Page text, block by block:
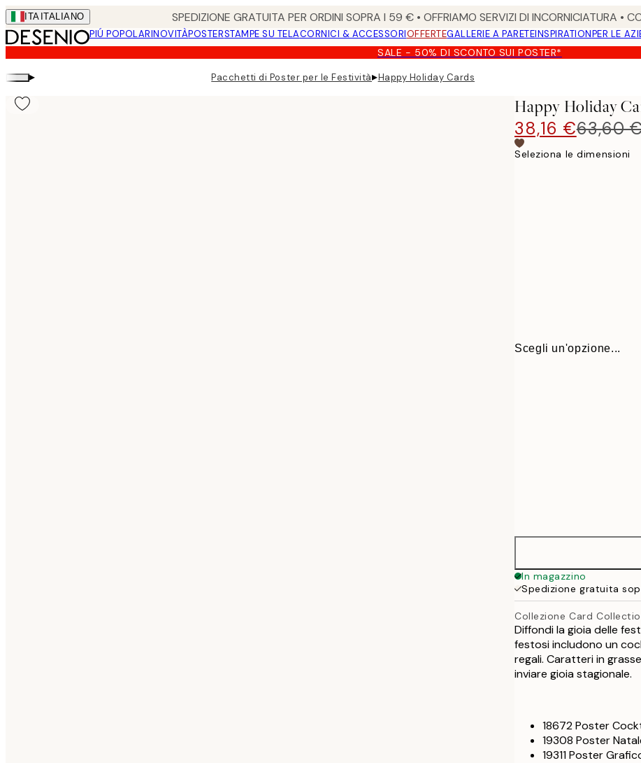
Skip
to
main
content.
ITA ITALIANO SPEDIZIONE GRATUITA PER ORDINI SOPRA I 59 € • OFFRIAMO SERVIZI DI INCORNICIATURA •
PIÚ POPOLARINOVITÀPOSTERSTAMPE SU TELACORNICI & ACCESSORIOFFERTEGALLERIE A PARETEINSPIRATIONPER LE
SALE - 50% DI SCONTO SUI POSTER*
▸ Pacchetti di Poster per le Festività▸Happy Holiday Cards
Happy Holiday
38,16 €63,60
Seleziona le dimensioni
Scegli un'opzione...
In magazzino
Spedizione gratuita
Collezione Card
Diffondi la gioia delle
festosi includono un
regali. Caratteri in
inviare gioia stagionale.
18672 Poster
19308 Poster
19311 Poster